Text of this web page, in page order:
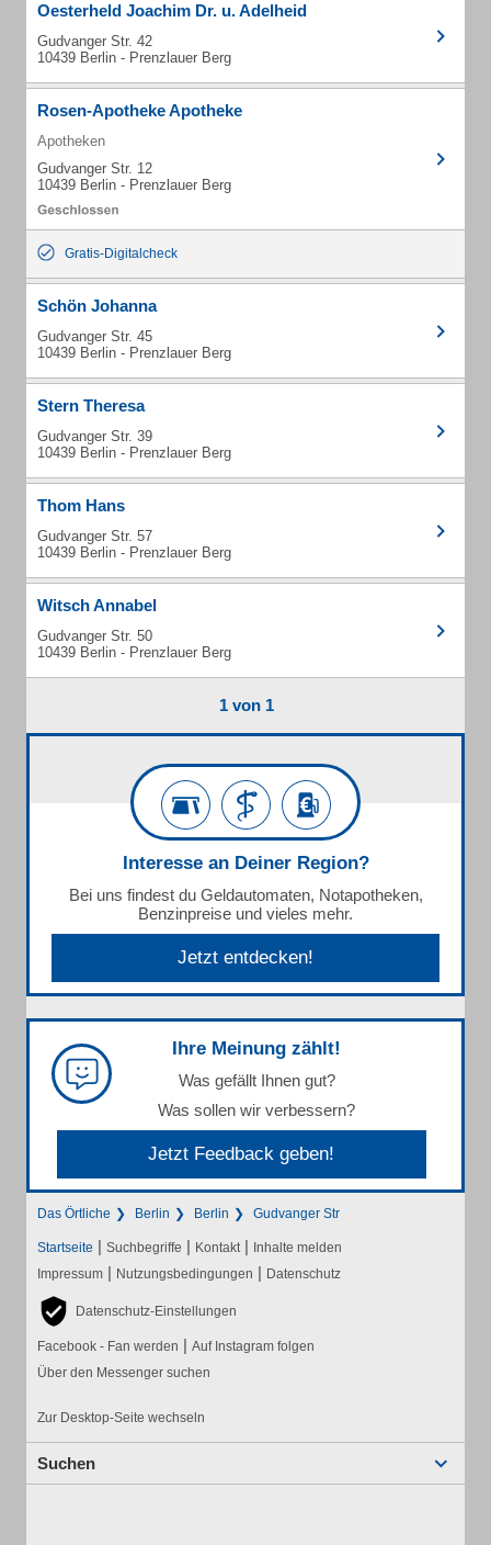
Oesterheld Joachim Dr. u. Adelheid
Gudvanger Str. 42
10439 Berlin - Prenzlauer Berg
Rosen-Apotheke Apotheke
Apotheken
Gudvanger Str. 12
10439 Berlin - Prenzlauer Berg
Gratis-Digitalcheck
Schön Johanna
Gudvanger Str. 45
10439 Berlin - Prenzlauer Berg
Stern Theresa
Gudvanger Str. 39
10439 Berlin - Prenzlauer Berg
Thom Hans
Gudvanger Str. 57
10439 Berlin - Prenzlauer Berg
Witsch Annabel
Gudvanger Str. 50
10439 Berlin - Prenzlauer Berg
1 von 1
Interesse an Deiner Region?
Bei uns findest du Geldautomaten, Notapotheken,
Benzinpreise und vieles mehr.
Jetzt entdecken!
Ihre Meinung zählt!
Was gefällt Ihnen gut?
Was sollen wir verbessern?
Jetzt Feedback geben!
Das Örtliche Berlin Berlin Gudvanger Str
Startseite | Suchbegriffe | Kontakt | Inhalte melden
Impressum | Nutzungsbedingungen | Datenschutz
Datenschutz-Einstellungen
Facebook - Fan werden | Auf Instagram folgen
Über den Messenger suchen
Zur Desktop-Seite wechseln
Suchen